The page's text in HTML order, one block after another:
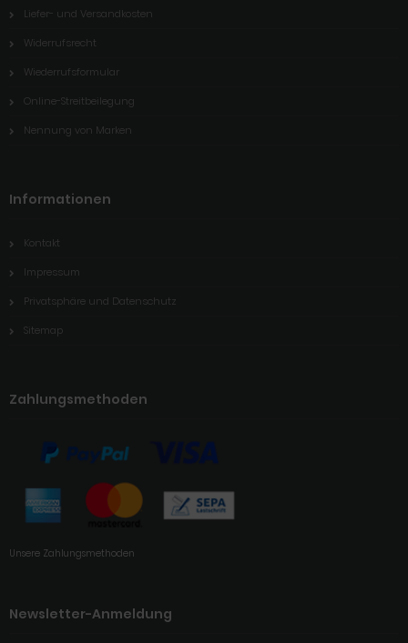
Liefer- und Versandkosten
Widerrufsrecht
Wiederrufsformular
Online-Streitbeilegung
Nennung von Marken
Informationen
Kontakt
Impressum
Privatsphäre und Datenschutz
Sitemap
Zahlungsmethoden
Unsere Zahlungsmethoden
Newsletter-Anmeldung